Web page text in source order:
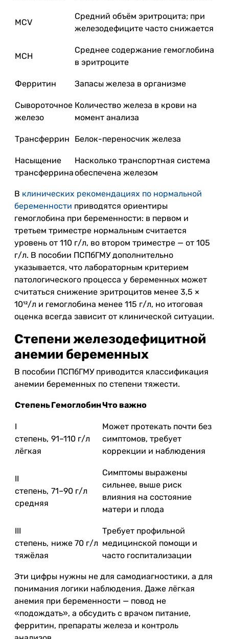
MCV
Средний объём эритроцита; при
железодефиците часто снижается
MCH
Среднее содержание гемоглобина
в эритроците
Ферритин Запасы железа в организме
Сывороточное
железо
Количество железа в крови на
момент анализа
Трансферрин Белок-переносчик железа
Насыщение
трансферрина
Насколько транспортная система
обеспечена железом
В клинических рекомендациях по нормальной
беременности приводятся ориентиры
гемоглобина при беременности: в первом и
третьем триместре нормальным считается
уровень от 110 г/л, во втором триместре — от 105
г/л. В пособии ПСПбГМУ дополнительно
указывается, что лабораторным критерием
патологического процесса у беременных может
считаться снижение эритроцитов менее 3,5 ×
10¹²/л и гемоглобина менее 115 г/л, но итоговая
оценка всегда зависит от клинической ситуации.
Степени железодефицитной
анемии беременных
В пособии ПСПбГМУ приводится классификация
анемии беременных по степени тяжести.
СтепеньГемоглобинЧто важно
I
степень,
лёгкая
91–110 г/л
Может протекать почти без
симптомов, требует
коррекции и наблюдения
II
степень,
средняя
71–90 г/л
Симптомы выражены
сильнее, выше риск
влияния на состояние
матери и плода
III
степень,
тяжёлая
ниже 70 г/л
Требует профильной
медицинской помощи и
часто госпитализации
Эти цифры нужны не для самодиагностики, а для
понимания логики наблюдения. Даже лёгкая
анемия при беременности — повод не
«подождать», а обсудить с врачом питание,
ферритин, препараты железа и контроль